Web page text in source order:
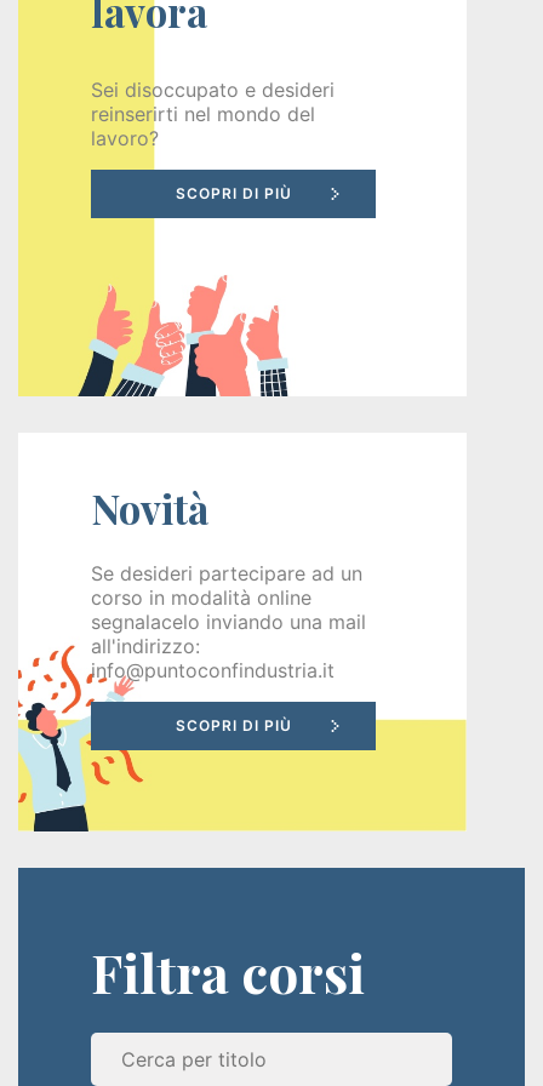
Unimpiego
finanziati
Tuttostage
Persona
Programma
GOL
PR
VENETO
FSE+
Corsi
pagamento
lavora
Sei disoccupato e desideri
reinserirti nel mondo del
lavoro?
Novità
Se desideri partecipare ad un
corso in modalità online
segnalacelo inviando una mail
all'indirizzo:
info@puntoconfindustria.it
Filtra corsi